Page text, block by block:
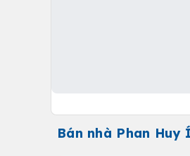
Bán nhà Phan Huy